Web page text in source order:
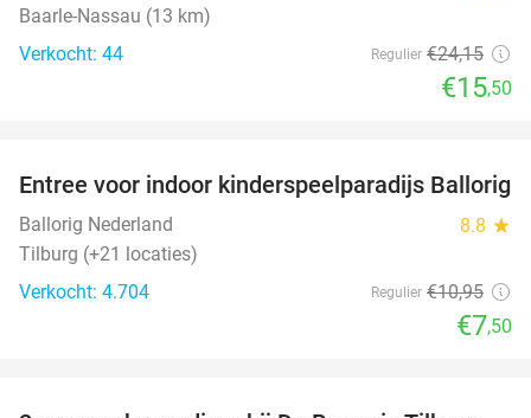
Baarle-Nassau (13 km)
Verkocht: 44
Regulier €24,15
€15,50
32%
Entree voor indoor kinderspeelparadijs Ballorig
Ballorig Nederland 8.8 star
Tilburg (+21 locaties)
Verkocht: 4.704
Regulier €10,95
€7,50